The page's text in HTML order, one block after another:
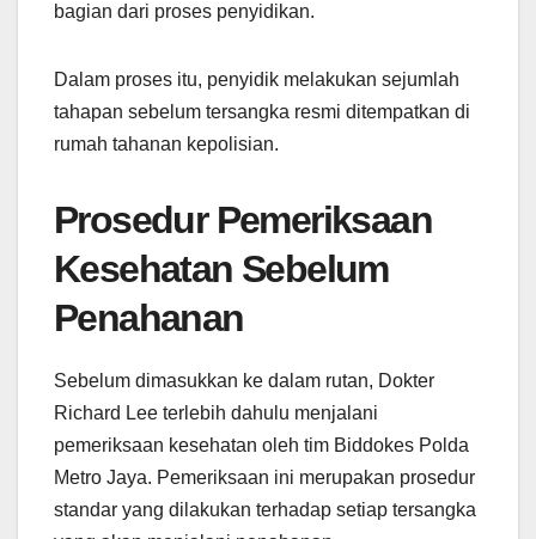
bagian dari proses penyidikan.
Dalam proses itu, penyidik melakukan sejumlah
tahapan sebelum tersangka resmi ditempatkan di
rumah tahanan kepolisian.
Prosedur Pemeriksaan
Kesehatan Sebelum
Penahanan
Sebelum dimasukkan ke dalam rutan, Dokter
Richard Lee terlebih dahulu menjalani
pemeriksaan kesehatan oleh tim Biddokes Polda
Metro Jaya. Pemeriksaan ini merupakan prosedur
standar yang dilakukan terhadap setiap tersangka